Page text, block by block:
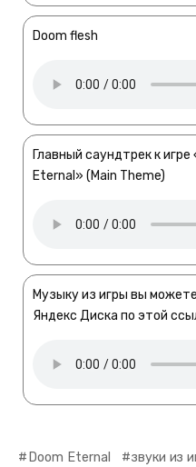
Doom flesh
Главный саундтрек к игре
Eternal» (Main Theme)
Музыку из игры вы
Яндекс Диска по этой
Doom Eternal
звуки из